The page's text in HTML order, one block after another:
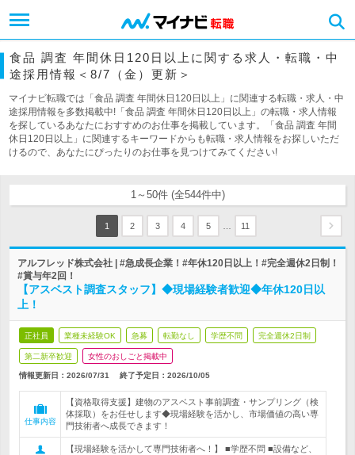
食品 調査 年間休日120日以上に関する求人・転職・中
途採用情報＜8/7（金）更新＞
マイナビ転職では「食品 調査 年間休日120日以上」に関連する転職・求人・中
途採用情報を多数掲載中!「食品 調査 年間休日120日以上」の転職・求人情報
を探しているあなたにおすすめのお仕事を掲載しています。「食品 調査 年間
休日120日以上」に関連するキーワードからも転職・求人情報をお探しいただ
けるので、あなたにぴったりのお仕事を見つけてみてください!
1～50件 (全544件中)
1 2 3 4 5 11
アルフレッド株式会社 | #急成長企業！#年休120日以上！#完全週休2日制！
#賞与年2回！
【アスベスト調査スタッフ】◆現場経験者歓迎◆年休120日以
上！
正社員 業種未経験OK 急募 転勤なし 学歴不問 完全週休2日制
第二新卒歓迎 女性のおしごと掲載中
情報更新日：2026/07/31 終了予定日： 2026/10/05
仕事内容
【資格取得支援】建物のアスベスト事前調査・サンプリング（検
体採取）をお任せします◆現場経験を活かし、市場価値の高い専
門技術者へ成長できます！
【現場経験を活かして専門技術者へ！】 ■学歴不問 ■設備など、